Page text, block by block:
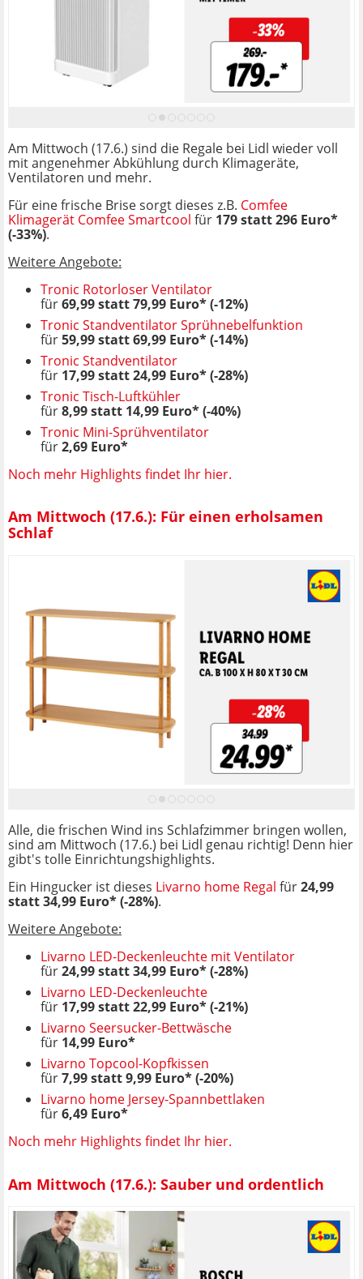
Am Mittwoch (17.6.) sind die Regale bei Lidl wieder voll
mit angenehmer Abkühlung durch Klimageräte,
Ventilatoren und mehr.
Für eine frische Brise sorgt dieses z.B. Comfee
Klimagerät Comfee Smartcool für 179 statt 296 Euro*
(-33%).
Weitere Angebote:
Tronic Rotorloser Ventilator
für69,99 statt 79,99 Euro* (-12%)
Tronic Standventilator Sprühnebelfunktion
für59,99 statt 69,99 Euro* (-14%)
Tronic Standventilator
für 17,99 statt 24,99 Euro* (-28%)
Tronic Tisch-Luftkühler
für8,99 statt 14,99 Euro* (-40%)
Tronic Mini-Sprühventilator
für2,69 Euro*
Noch mehr Highlights findet Ihr hier.
Am Mittwoch (17.6.): Für einen erholsamen
Schlaf
Alle, die frischen Wind ins Schlafzimmer bringen wollen,
sind am Mittwoch (17.6.) bei Lidl genau richtig! Denn hier
gibt's tolle Einrichtungshighlights.
Ein Hingucker ist dieses Livarno home Regal für24,99
statt 34,99 Euro* (-28%).
Weitere Angebote:
Livarno LED-Deckenleuchte mit Ventilator
für24,99 statt 34,99 Euro* (-28%)
Livarno LED-Deckenleuchte
für 17,99 statt 22,99 Euro* (-21%)
Livarno Seersucker-Bettwäsche
für 14,99 Euro*
Livarno Topcool-Kopfkissen
für7,99 statt 9,99 Euro* (-20%)
Livarno home Jersey-Spannbettlaken
für6,49 Euro*
Noch mehr Highlights findet Ihr hier.
Am Mittwoch (17.6.): Sauber und ordentlich